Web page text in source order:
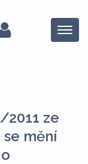
Menu
2011 ze
se mění